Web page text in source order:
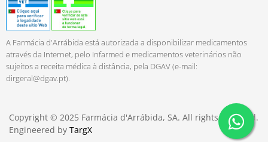
A Farmácia d'Arrábida está autorizada a disponibilizar medicamentos
através da Internet, pelo Infarmed e medicamentos veterinários não
sujeitos a receita médica à distância, pela DGAV (e-mail:
dirgeral@dgav.pt).
Copyright © 2025 Farmácia d'Arrábida, SA. All rights reserved.
Engineered by TargX